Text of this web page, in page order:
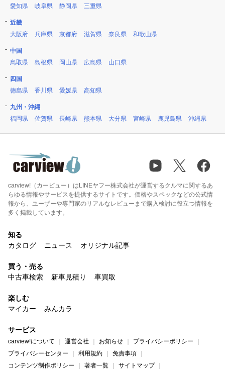
愛知県
岐阜県 静岡県 三重県
近畿
大阪府
兵庫県 京都府 滋賀県 奈良県 和歌山県
中国
鳥取県
島根県 岡山県 広島県 山口県
四国
徳島県
香川県 愛媛県 高知県
九州・沖縄
福岡県
佐賀県 長崎県 熊本県 大分県 宮崎県 鹿児島県 沖縄県
carview!（カービュー）はLINEヤフー株式会社が運営するクルマに関するあ
らゆる情報やサービスを提供するサイトです。価格やスペックなどの公式情
報から、ユーザーや専門家のリアルなレビューまで購入検討に役立つ情報を
多く掲載しています。
知る
カタログ
ニュース オリジナル記事
買う・売る
中古車検索
新車見積り 車買取
楽しむ
マイカー
みんカラ
サービス
carview!について 運営会社 お知らせ
プライバシーポリシー
プライバシーセンター
利用規約
免責事項
コンテンツ制作ポリシー
著者一覧 サイトマップ